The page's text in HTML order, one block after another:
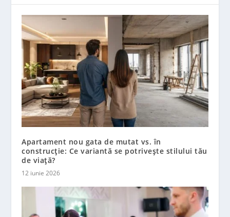
Apartament nou gata de mutat vs. în
construcție: Ce variantă se potrivește stilului tău
de viață?
12 iunie 2026